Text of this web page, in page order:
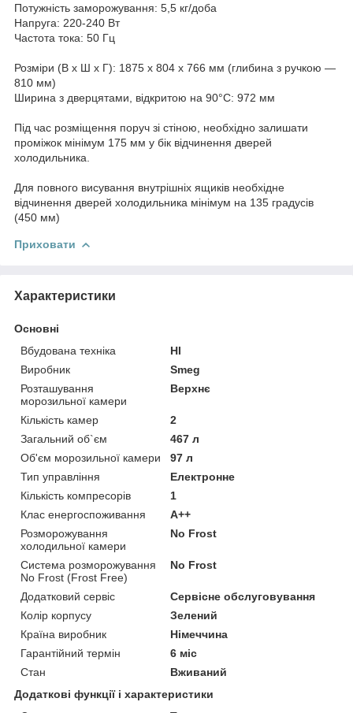
Потужність заморожування: 5,5 кг/доба
Напруга: 220-240 Вт
Частота тока: 50 Гц
Розміри (В х Ш х Г): 1875 х 804 х 766 мм (глибина з ручкою —
810 мм)
Ширина з дверцятами, відкритою на 90°С: 972 мм
Під час розміщення поруч зі стіною, необхідно залишати
проміжок мінімум 175 мм у бік відчинення дверей
холодильника.
Для повного висування внутрішніх ящиків необхідне
відчинення дверей холодильника мінімум на 135 градусів
(450 мм)
Приховати
Характеристики
Основні
Вбудована техніка
НІ
Виробник
Smeg
Розташування
морозильної камери
Верхнє
Кількість камер
2
Загальний об`єм
467 л
Об'єм морозильної камери
97 л
Тип управління
Електронне
Кількість компресорів
1
Клас енергоспоживання
A++
Розморожування
холодильної камери
No Frost
Система розморожування
No Frost (Frost Free)
No Frost
Додатковий сервіс
Сервісне обслуговування
Колір корпусу
Зелений
Країна виробник
Німеччина
Гарантійний термін
6 міс
Стан
Вживаний
Додаткові функції і характеристики